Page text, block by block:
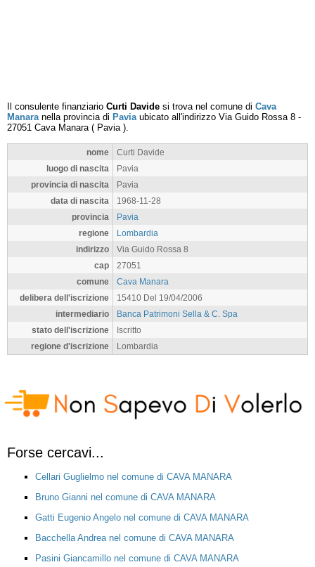
Il consulente finanziario Curti Davide si trova nel comune di Cava
Manaranella provincia di Paviaubicato all'indirizzo Via Guido Rossa 8 -
27051 Cava Manara( Pavia).
nome
Curti Davide
luogo di nascita
Pavia
provincia di nascita
Pavia
data di nascita
1968-11-28
provincia
Pavia
regione
Lombardia
indirizzo
Via Guido Rossa 8
cap
27051
comune
Cava Manara
delibera dell'iscrizione
15410 Del 19/04/2006
intermediario
Banca Patrimoni Sella & C. Spa
stato dell'iscrizione
Iscritto
regione d'iscrizione
Lombardia
Forse cercavi...
Cellari Guglielmo nel comune di CAVA MANARA
Bruno Gianni nel comune di CAVA MANARA
Gatti Eugenio Angelo nel comune di CAVA MANARA
Bacchella Andrea nel comune di CAVA MANARA
Pasini Giancamillo nel comune di CAVA MANARA